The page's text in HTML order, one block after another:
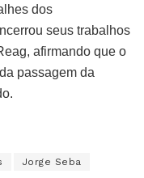
dos
seus trabalhos
afirmando que o
passagem da
Jorge Seba